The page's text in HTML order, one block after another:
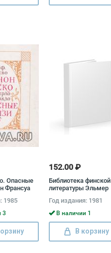
Опасные
Франсуа
1985
3
152.00 ₽
Библиотека финской
литературы Эльмер
Нурдгрен, Анна
Бундестам, Кристер
Чильман
Год издания: 1981
В наличии 1
В корзину